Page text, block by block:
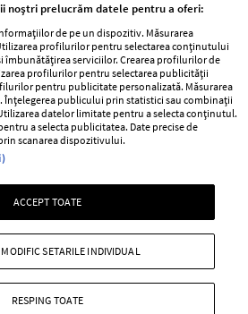
femei
Viva
Avantaje
Retete practice
ONJN nr. 821/25.09.2025.
sunt interzise minorilor.
2026 Ringier Romania SRL
noștri prelucrăm datele pentru a oferi:
de pe un dispozitiv. Măsurarea
profilurilor pentru selectarea conținutului
îmbunătățirea serviciilor. Crearea profilurilor de
profilurilor pentru selectarea publicității
pentru publicitate personalizată. Măsurarea
publicului prin statistici sau combinații
datelor limitate pentru a selecta conținutul.
a selecta publicitatea. Date precise de
scanarea dispozitivului.
ACCEPT TOATE
RESPING TOATE
SETARILE INDIVIDUAL